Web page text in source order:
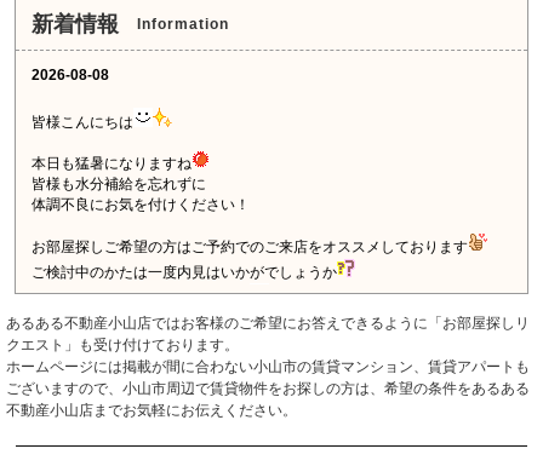
新着情報 Information
あるある不動産小山店ではお客様のご希望にお答えできるように「お部屋探しリ
クエスト」も受け付けております。
ホームページには掲載が間に合わない小山市の賃貸マンション、賃貸アパートも
ございますので、小山市周辺で賃貸物件をお探しの方は、希望の条件をあるある
不動産小山店までお気軽にお伝えください。